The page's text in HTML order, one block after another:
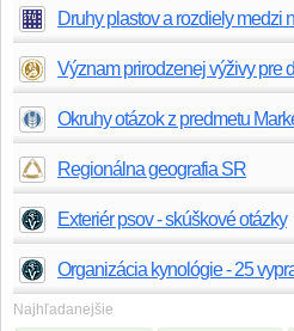
Druhy plastov a rozdiely medzi
Význam prirodzenej výživy pre
Okruhy otázok z predmetu
Regionálna geografia SR
Exteriér psov - skúškové otázky
Organizácia kynológie - 25
Najhľadanejšie